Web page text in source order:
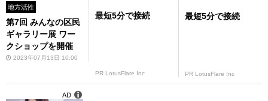
地方活性
第7回 みんなの区民
ギャラリー展 ワー
クショップを開催
2023年07月13日 10:00
最短5分で接続
PR LotusFlare Inc
最短5分で接続
PR LotusFlare Inc
AD